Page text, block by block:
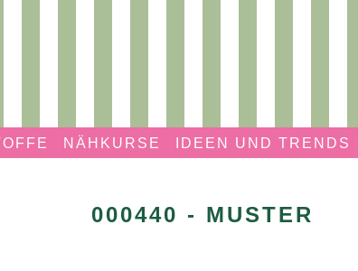
NÄHKURSE IDEEN UND TRENDS
000440 - MUSTER